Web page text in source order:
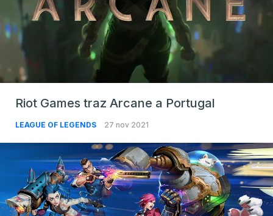
Riot Games traz Arcane a Portugal
LEAGUE OF LEGENDS 27 nov 2021